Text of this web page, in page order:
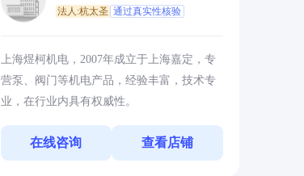
法人:杭太圣 通过真实性核验
上海煜柯机电，2007年成立于上海嘉定，专
营泵、阀门等机电产品，经验丰富，技术专
业，在行业内具有权威性。
在线咨询 查看店铺